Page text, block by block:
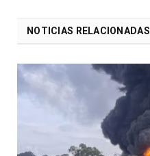
NOTICIAS RELACIONADAS